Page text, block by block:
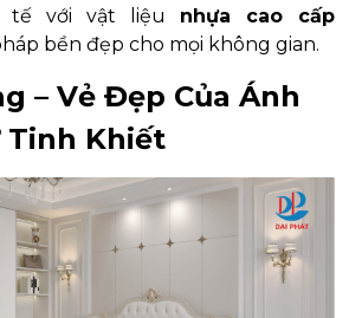
tế với vật liệu nhựa cao cấp
bền đẹp cho mọi không gian.
– Vẻ Đẹp Của Ánh
Tinh Khiết